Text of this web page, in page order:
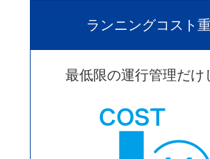
ランニングコスト
最低限の運行管理だけ